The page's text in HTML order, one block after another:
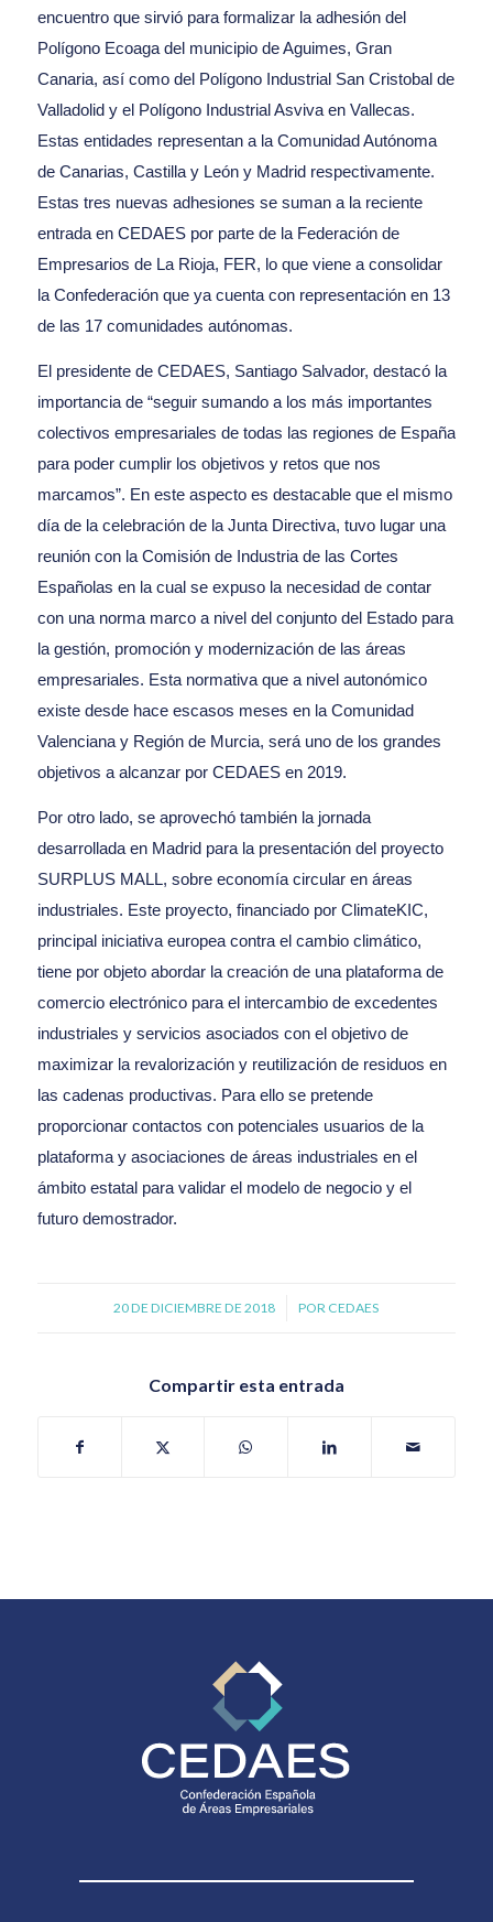
encuentro que sirvió para formalizar la adhesión del
Polígono Ecoaga del municipio de Aguimes, Gran
Canaria, así como del Polígono Industrial San Cristobal de
Valladolid y el Polígono Industrial Asviva en Vallecas.
Estas entidades representan a la Comunidad Autónoma
de Canarias, Castilla y León y Madrid respectivamente.
Estas tres nuevas adhesiones se suman a la reciente
entrada en CEDAES por parte de la Federación de
Empresarios de La Rioja, FER, lo que viene a consolidar
la Confederación que ya cuenta con representación en 13
de las 17 comunidades autónomas.
El presidente de CEDAES, Santiago Salvador, destacó la
importancia de “seguir sumando a los más importantes
colectivos empresariales de todas las regiones de España
para poder cumplir los objetivos y retos que nos
marcamos”. En este aspecto es destacable que el mismo
día de la celebración de la Junta Directiva, tuvo lugar una
reunión con la Comisión de Industria de las Cortes
Españolas en la cual se expuso la necesidad de contar
con una norma marco a nivel del conjunto del Estado para
la gestión, promoción y modernización de las áreas
empresariales. Esta normativa que a nivel autonómico
existe desde hace escasos meses en la Comunidad
Valenciana y Región de Murcia, será uno de los grandes
objetivos a alcanzar por CEDAES en 2019.
Por otro lado, se aprovechó también la jornada
desarrollada en Madrid para la presentación del proyecto
SURPLUS MALL, sobre economía circular en áreas
industriales. Este proyecto, financiado por ClimateKIC,
principal iniciativa europea contra el cambio climático,
tiene por objeto abordar la creación de una plataforma de
comercio electrónico para el intercambio de excedentes
industriales y servicios asociados con el objetivo de
maximizar la revalorización y reutilización de residuos en
las cadenas productivas. Para ello se pretende
proporcionar contactos con potenciales usuarios de la
plataforma y asociaciones de áreas industriales en el
ámbito estatal para validar el modelo de negocio y el
futuro demostrador.
20 DE DICIEMBRE DE 2018
/ POR CEDAES
Compartir esta entrada